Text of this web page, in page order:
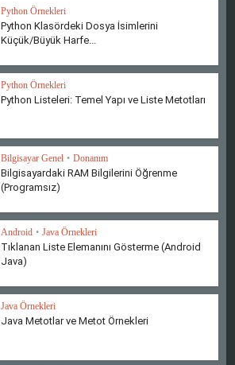
Python Örnekleri
Python Klasördeki Dosya İsimlerini
Küçük/Büyük Harfe...
Python Örnekleri
Python Listeleri: Temel Yapı ve Liste Metotları
Bilgisayar Genel • Donanım
Bilgisayardaki RAM Bilgilerini Öğrenme
(Programsız)
Android • Java Örnekleri
Tıklanan Liste Elemanını Gösterme (Android
Java)
Java Örnekleri
Java Metotlar ve Metot Örnekleri